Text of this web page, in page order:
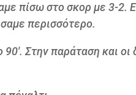
πίσω στο σκορ με 3-2.
περισσότερο.
Στην παράταση και